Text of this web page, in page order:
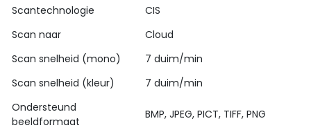
Scantechnologie
CIS
Scan naar
Cloud
Scan snelheid (mono)
7 duim/min
Scan snelheid (kleur)
7 duim/min
Ondersteund
beeldformaat
BMP, JPEG, PICT, TIFF, PNG